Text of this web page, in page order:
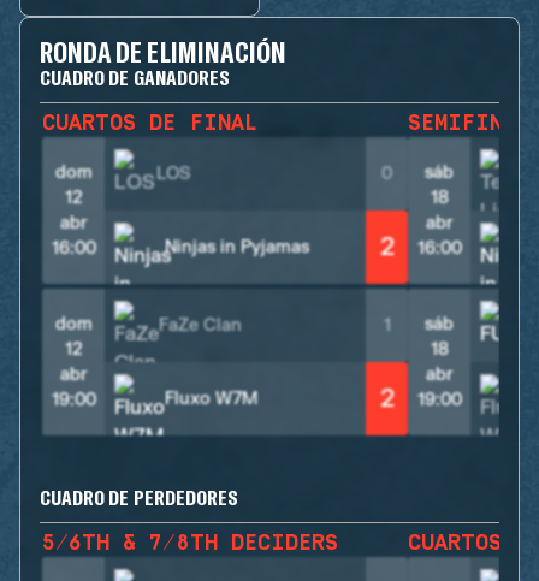
RONDA DE ELIMINACIÓN
CUADRO DE GANADORES
CUARTOS DE FINAL
dom
12
abr
16:00
LOS 0
Ninjas in Pyjamas 2
dom
12
abr
19:00
FaZe Clan 1
Fluxo W7M 2
SEMIFINAL
sáb
18
abr
16:00
sáb
18
abr
19:00
CUADRO DE PERDEDORES
5/6TH & 7/8TH DECIDERS CUARTOS